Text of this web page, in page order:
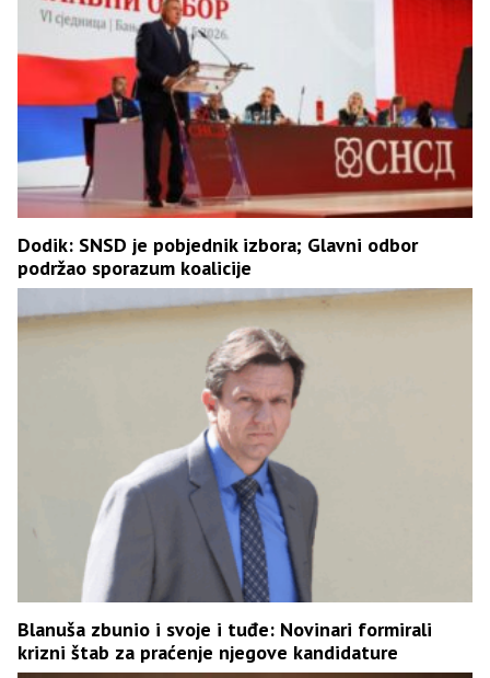
Dodik: SNSD je pobjednik izbora; Glavni odbor
podržao sporazum koalicije
Blanuša zbunio i svoje i tuđe: Novinari formirali
krizni štab za praćenje njegove kandidature